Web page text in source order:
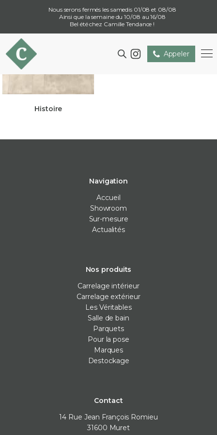
Nous serons fermés les samedis 01/08 et 08/08
Ainsi que la semaine du 10/08 au 16/08
Bel été chez Camille Tendance !
Appeler
Histoire
Navigation
Accueil
Showroom
Sur-mesure
Actualités
Nos produits
Carrelage intérieur
Carrelage extérieur
Les Véritables
Salle de bain
Parquets
Pour la pose
Marques
Destockage
Contact
14 Rue Jean François Romieu
31600 Muret